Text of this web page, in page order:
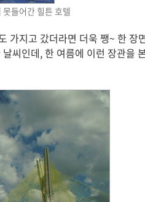
못들어간 힐튼 호텔
가지고 갔더라면 더욱 쨍~ 한 장
씨인데, 한 여름에 이런 장관을